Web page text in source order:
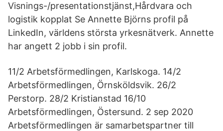
Visnings-/presentationstjänst,Hårdvara och
logistik kopplat Se Annette Björns profil på
LinkedIn, världens största yrkesnätverk. Annette
har angett 2 jobb i sin profil.
11/2 Arbetsförmedlingen, Karlskoga. 14/2
Arbetsförmedlingen, Örnsköldsvik. 26/2
Perstorp. 28/2 Kristianstad 16/10
Arbetsförmedlingen, Östersund. 2 sep 2020
Arbetsförmedlingen är samarbetspartner till